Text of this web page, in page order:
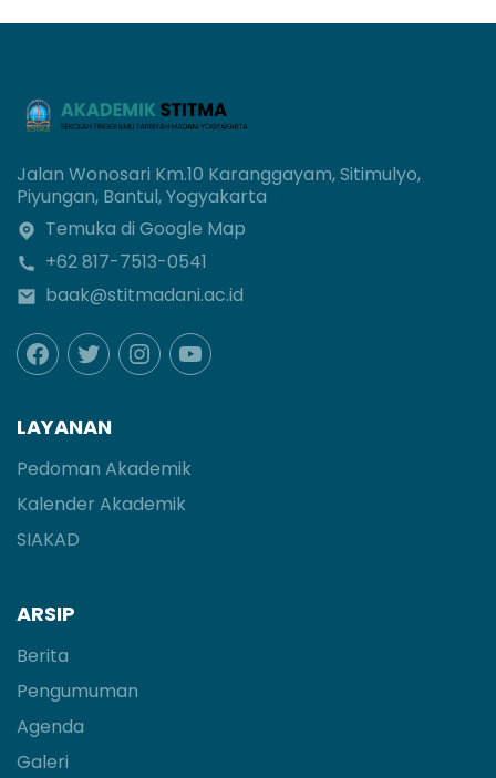
Jalan Wonosari Km.10 Karanggayam, Sitimulyo,
Piyungan, Bantul, Yogyakarta
Temuka di Google Map
+62 817-7513-0541
baak@stitmadani.ac.id
LAYANAN
Pedoman Akademik
Kalender Akademik
SIAKAD
ARSIP
Berita
Pengumuman
Agenda
Galeri